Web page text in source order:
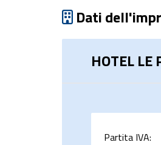
Dati
HOTEL LE
Partita IVA: